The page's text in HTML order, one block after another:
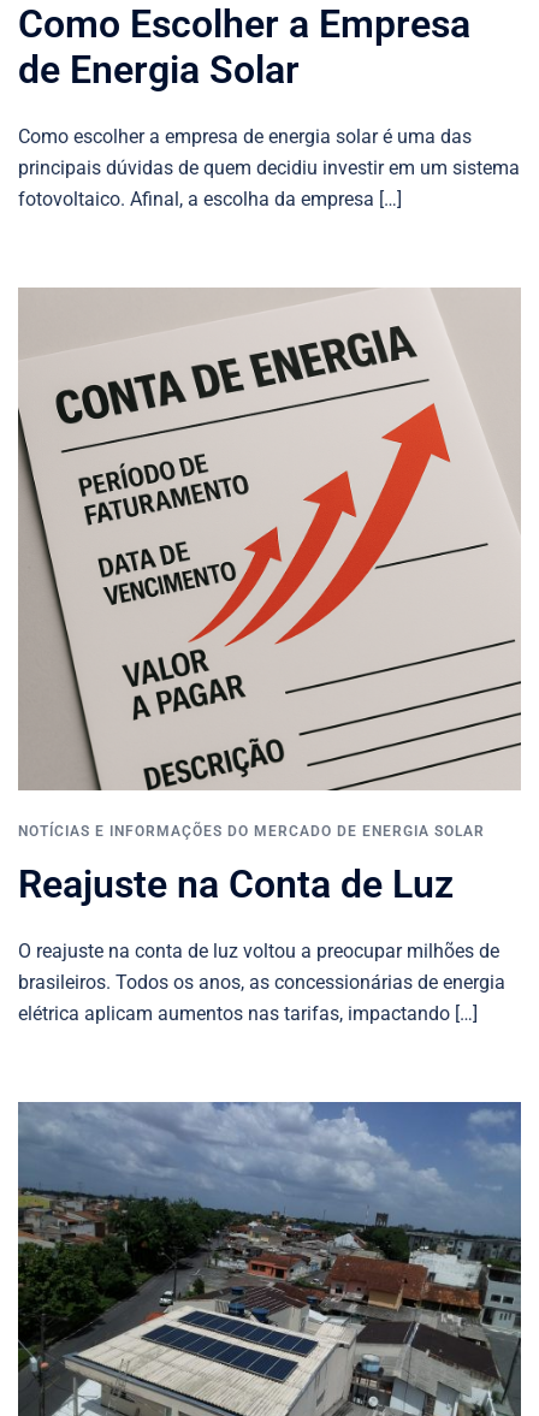
Como Escolher a Empresa
de Energia Solar
Como escolher a empresa de energia solar é uma das
principais dúvidas de quem decidiu investir em um sistema
fotovoltaico. Afinal, a escolha da empresa […]
NOTÍCIAS E INFORMAÇÕES DO MERCADO DE ENERGIA SOLAR
Reajuste na Conta de Luz
O reajuste na conta de luz voltou a preocupar milhões de
brasileiros. Todos os anos, as concessionárias de energia
elétrica aplicam aumentos nas tarifas, impactando […]